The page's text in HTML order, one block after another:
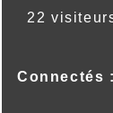
22
Connectés :